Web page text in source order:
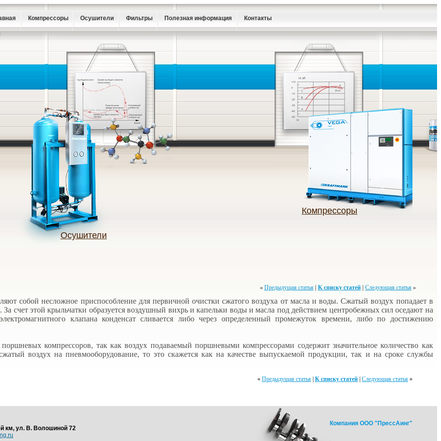
Компрессоры Осушители Фильтры Полезная информация Контакты
Осушители
Компрессоры
« Предыдущая статья| К списку статей| Следующая статья»
собой несложное приспособление для первичной очистки сжатого воздуха от масла и воды. Сжатый воздух попадает в
За счет этой крыльчатки образуется воздушный вихрь и капельки воды и масла под действием центробежных сил оседают на
клапана конденсат сливается либо через определенный промежуток времени, либо по достижению
компрессоров, так как воздух подаваемый поршневыми компрессорами содержит значительное количество как
воздух на пневмооборудование, то это скажется как на качестве выпускаемой продукции, так и на сроке службы
« Предыдущая статья К списку статей Следующая статья »
Компания ООО "ПрессАинг"
км, ул. В. Волошиной 72